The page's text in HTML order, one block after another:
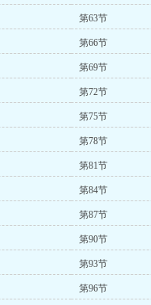
第63节
第66节
第69节
第72节
第75节
第78节
第81节
第84节
第87节
第90节
第93节
第96节